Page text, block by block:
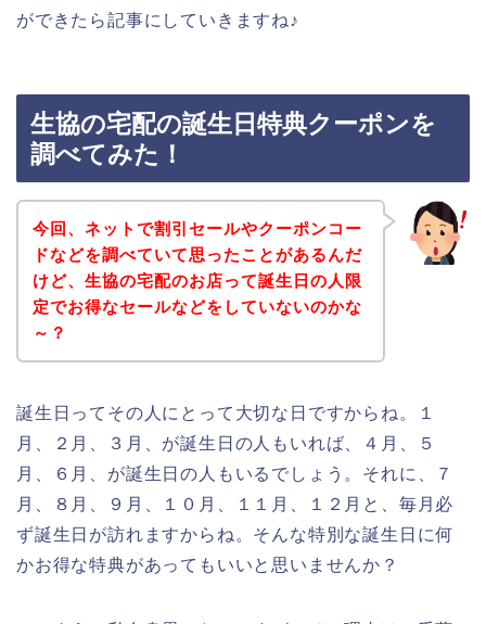
ができたら記事にしていきますね♪
生協の宅配の誕生日特典クーポンを
調べてみた！
今回、ネットで割引セールやクーポンコー
ドなどを調べていて思ったことがあるんだ
けど、生協の宅配のお店って誕生日の人限
定でお得なセールなどをしていないのかな
～？
誕生日ってその人にとって大切な日ですからね。１
月、２月、３月、が誕生日の人もいれば、４月、５
月、６月、が誕生日の人もいるでしょう。それに、７
月、８月、９月、１０月、１１月、１２月と、毎月必
ず誕生日が訪れますからね。そんな特別な誕生日に何
かお得な特典があってもいいと思いませんか？